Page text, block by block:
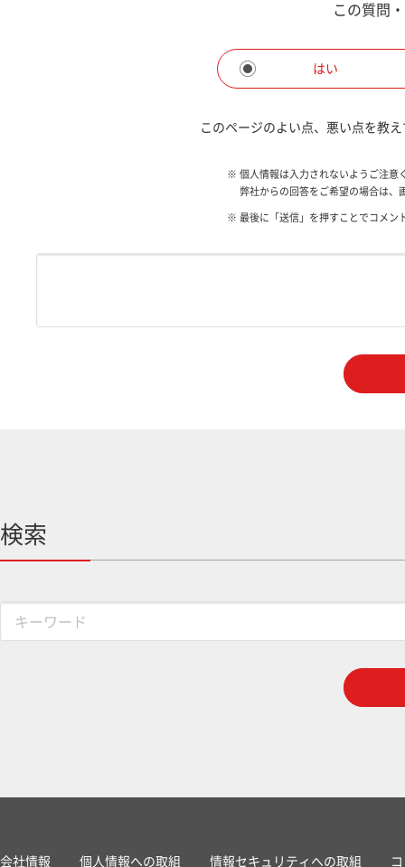
この質問
はい
このページのよい点、悪い点を教
※ 個人情報は入力されないようご注意
弊社からの回答をご希望の場合は、
※ 最後に「送信」を押すことでコメン
検索
会社情報 個人情報への取組 情報セキュリティへの取組